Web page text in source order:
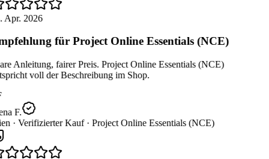
Apr. 2026
für Project Online Essentials (NCE)
Anleitung, fairer Preis. Project Online Essentials (NCE)
voll der Beschreibung im Shop.
F.
· Verifizierter Kauf · Project Online Essentials (NCE)